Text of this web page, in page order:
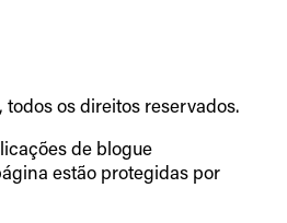
todos os direitos reservados.
de blogue
estão protegidas por